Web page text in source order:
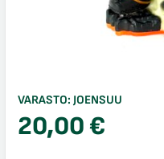
VARASTO: JOENSUU
20,00€